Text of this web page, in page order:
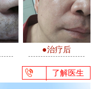
●治疗后
了解医生